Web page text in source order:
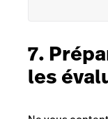
7.
les